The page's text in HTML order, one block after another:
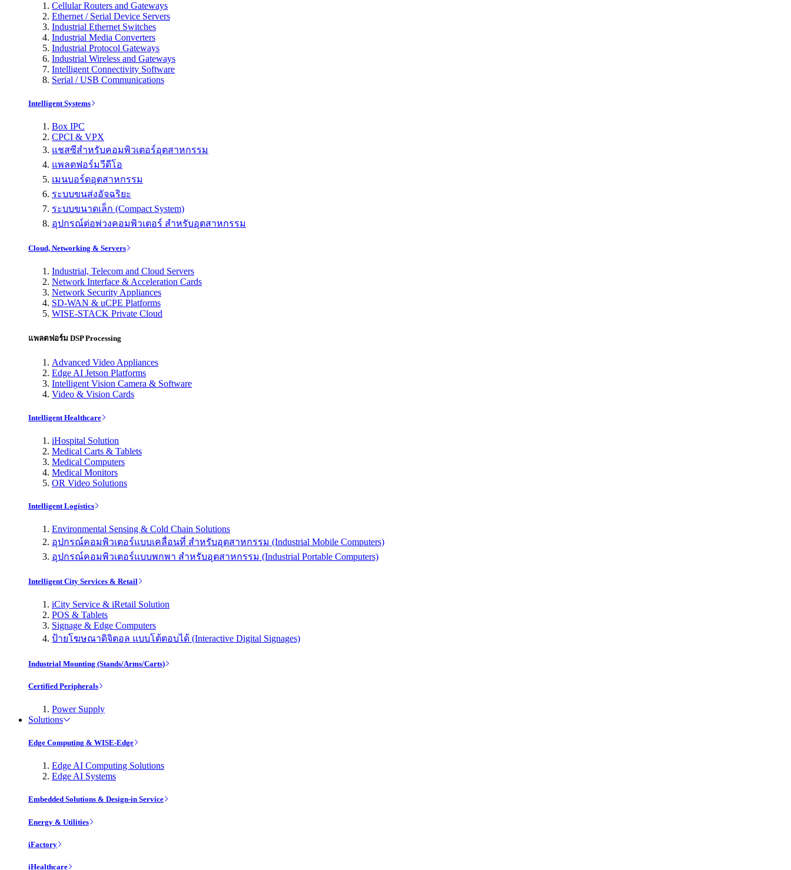
Cellular Routers and Gateways
Ethernet / Serial Device Servers
Industrial Ethernet Switches
Industrial Media Converters
Industrial Protocol Gateways
Industrial Wireless and Gateways
Intelligent Connectivity Software
Serial / USB Communications
Intelligent Systems
Box IPC
CPCI & VPX
แชสซีสำหรับคอมพิวเตอร์อุตสาหกรรม
แพลตฟอร์มวีดีโอ
เมนบอร์ดอุตสาหกรรม
ระบบขนส่งอัจฉริยะ
ระบบขนาดเล็ก (Compact System)
อุปกรณ์ต่อพ่วงคอมพิวเตอร์ สำหรับอุตสาหกรรม
Cloud, Networking & Servers
Industrial, Telecom and Cloud Servers
Network Interface & Acceleration Cards
Network Security Appliances
SD-WAN & uCPE Platforms
WISE-STACK Private Cloud
แพลตฟอร์ม DSP Processing
Advanced Video Appliances
Edge AI Jetson Platforms
Intelligent Vision Camera & Software
Video & Vision Cards
Intelligent Healthcare
iHospital Solution
Medical Carts & Tablets
Medical Computers
Medical Monitors
OR Video Solutions
Intelligent Logistics
Environmental Sensing & Cold Chain Solutions
อุปกรณ์คอมพิวเตอร์แบบเคลื่อนที่ สำหรับอุตสาหกรรม (Industrial Mobile Computers)
อุปกรณ์คอมพิวเตอร์แบบพกพา สำหรับอุตสาหกรรม (Industrial Portable Computers)
Intelligent City Services & Retail
iCity Service & iRetail Solution
POS & Tablets
Signage & Edge Computers
ป้ายโฆษณาดิจิตอล แบบโต้ตอบได้ (Interactive Digital Signages)
Industrial Mounting (Stands/Arms/Carts)
Certified Peripherals
Power Supply
Solutions
Edge Computing & WISE-Edge
Edge AI Computing Solutions
Edge AI Systems
Embedded Solutions & Design-in Service
Energy & Utilities
iFactory
iHealthcare